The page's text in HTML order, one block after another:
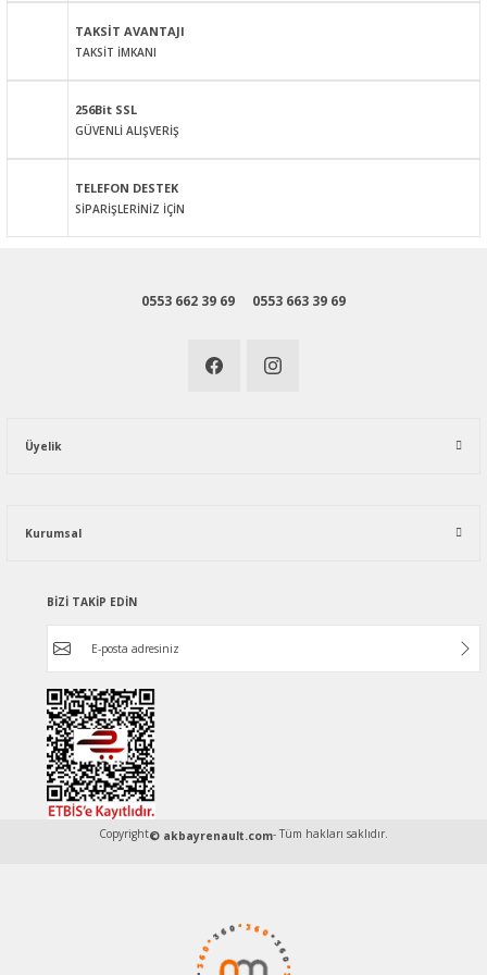
Bu ürüne benzer farklı alternatifler olmalı.
TAKSİT AVANTAJI
TAKSİT İMKANI
256Bit SSL
GÜVENLİ ALIŞVERİŞ
TELEFON DESTEK
SİPARİŞLERİNİZ İÇİN
0553 662 39 69 0553 663 39 69
Üyelik
Kurumsal
BİZİ TAKİP EDİN
Copyright© akbayrenault.com- Tüm hakları saklıdır.